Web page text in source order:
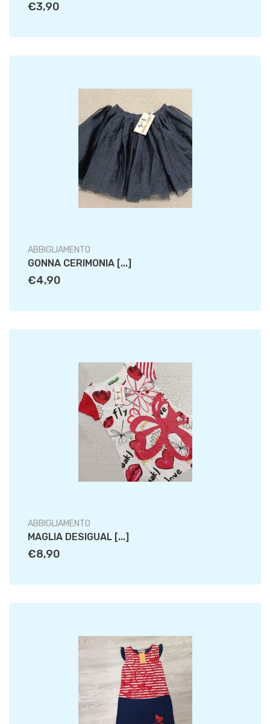
€3,90
ABBIGLIAMENTO
GONNA CERIMONIA [...]
€4,90
ABBIGLIAMENTO
MAGLIA DESIGUAL [...]
€8,90